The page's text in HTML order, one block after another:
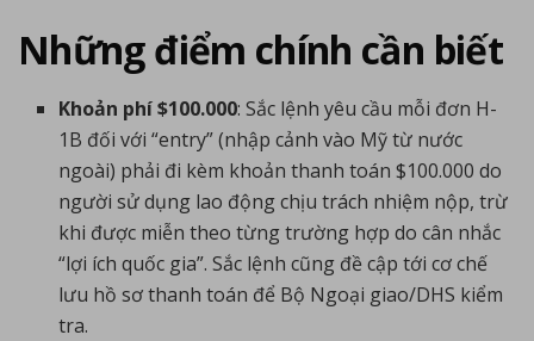
Những điểm chính cần biết
Khoản phí $100.000: Sắc lệnh yêu cầu mỗi đơn H-
1B đối với “entry” (nhập cảnh vào Mỹ từ nước
ngoài) phải đi kèm khoản thanh toán $100.000 do
người sử dụng lao động chịu trách nhiệm nộp, trừ
khi được miễn theo từng trường hợp do cân nhắc
“lợi ích quốc gia”. Sắc lệnh cũng đề cập tới cơ chế
lưu hồ sơ thanh toán để Bộ Ngoại giao/DHS kiểm
tra.